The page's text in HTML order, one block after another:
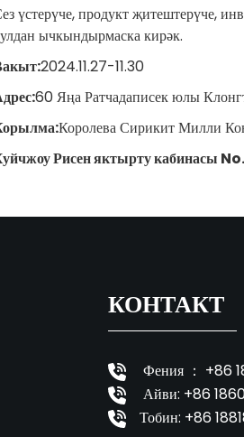
үстерүче, продукт җитештерүче,
ычкындырмаска кирәк.
2024.11.27-11.30
:60 Яңа Ратчадаписек юлы
:Королева Сирикит Милли
Рисен яктырту кабинасы No.
КОНТАКТ
Фения ： +86
Айви: +86
Тобин: +86